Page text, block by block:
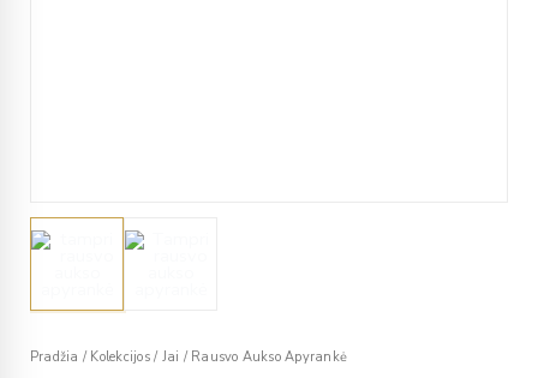
Pradžia / Kolekcijos / Jai /Rausvo Aukso Apyrankė